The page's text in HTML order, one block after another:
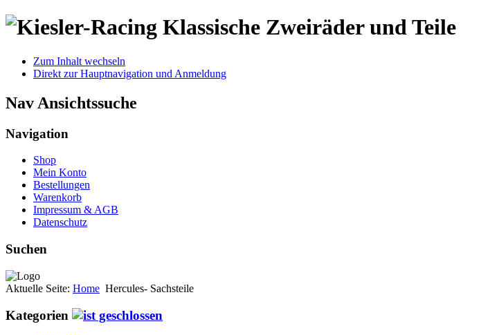
Klassische Zweiräder und Teile
Zum Inhalt wechseln
Direkt zur Hauptnavigation und Anmeldung
Nav Ansichtssuche
Navigation
Shop
Mein Konto
Bestellungen
Warenkorb
Impressum & AGB
Datenschutz
Suchen
Aktuelle Seite: Home Hercules- Sachsteile
Kategorien